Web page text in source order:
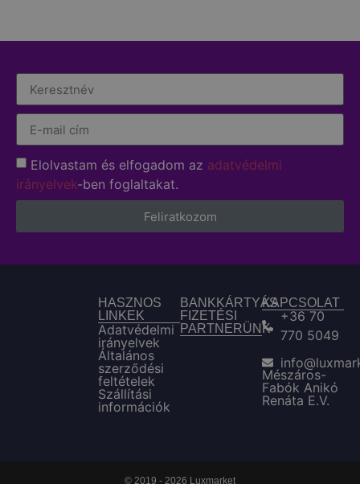
Elolvastam és elfogadom az adatvédelmi
irányelvek-ben foglaltakat.
Feliratkozom
HASZNOS
LINKEK
Adatvédelmi
irányelvek
Általános
szerződési
feltételek
Szállítási
információk
BANKKÁRTYÁS
FIZETÉSI
PARTNERÜNK
KAPCSOLAT
+36 70
770 5049
Mészáros-
Fabók Anikó
Renáta E.V.
© 2019 - 2026 Luxmarket